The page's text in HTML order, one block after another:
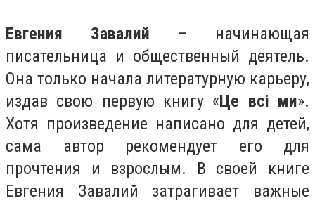
Евгения Завалий – начинающая
писательница и общественный деятель.
Она только начала литературную карьеру,
издав свою первую книгу «Це всі ми».
Хотя произведение написано для детей,
сама автор рекомендует его для
прочтения и взрослым. В своей книге
Евгения Завалий затрагивает важные